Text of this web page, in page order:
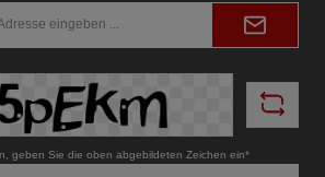
Mail-
geben Sie die oben abgebildeten Zeichen ein*